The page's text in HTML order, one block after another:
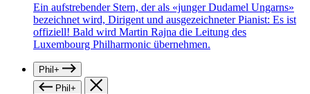
Ein aufstrebender Stern, der als «junger Dudamel Ungarns»
bezeichnet wird, Dirigent und ausgezeichneter Pianist: Es ist
offiziell! Bald wird Martin Rajna die Leitung des
Luxembourg Philharmonic übernehmen.
Phil+
Phil+